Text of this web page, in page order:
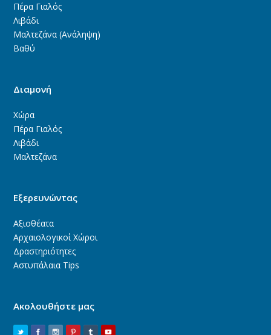
Πέρα Γιαλός
Λιβάδι
Μαλτεζάνα (Ανάληψη)
Βαθύ
Διαμονή
Χώρα
Πέρα Γιαλός
Λιβάδι
Μαλτεζάνα
Εξερευνώντας
Αξιοθέατα
Αρχαιολογικοί Χώροι
Δραστηριότητες
Αστυπάλαια Tips
Ακολουθήστε μας